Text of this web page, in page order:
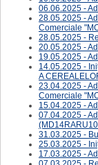
06.06.2025 -
28.05.2025 -
Comerciale
28.05.2025 -
20.05.2025 -
19.05.2025 -
14.05.2025 -
A
23.04.2025 -
Comerciale
15.04.2025 -
07.04.2025 -
31.03.2025 -
25.03.2025 -
17.03.2025 -